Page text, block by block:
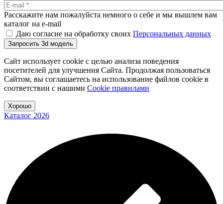
Расскажите нам пожалуйста немного о себе и мы вышлем вам
каталог на e-mail
Даю согласие на обработку своих Персональных данных
Запросить 3d модель
Сайт использует cookie с целью анализа поведения
посетителей для улучшения Сайта. Продолжая пользоваться
Сайтом, вы соглашаетесь на использование файлов cookie в
соответствии с нашими Cookiе правилами
Хорошо
Каталог 2026